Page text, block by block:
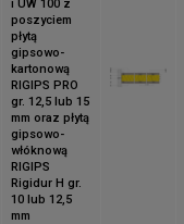
i UW 100 z
poszyciem
płytą
gipsowo-
kartonową
RIGIPS PRO
gr. 12,5 lub 15
mm oraz płytą
gipsowo-
włóknową
RIGIPS
Rigidur H gr.
10 lub 12,5
mm